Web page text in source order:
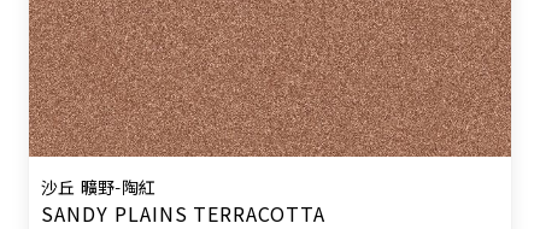
沙丘 曠野-陶紅
SANDY PLAINS TERRACOTTA